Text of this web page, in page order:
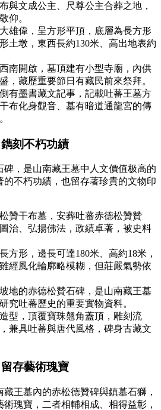
與文成公主、尺尊公主合葬之地，
仰。
雄偉，呈方形平頂，底層為長方形
土墩，東西長約130米、高出地表約
南開啟，墓頂建有小型寺廟，內供
，藏歷重要節日有藏民前來祭拜。
有墨書藏文記事，記載吐蕃王墓方
布化身觀音、墓有暗道通龍宮的傳
刻不朽功績
，是山南藏王墓中人文價值极高的
不朽功績，也留存著珍貴的文物印
贊干布墓，安葬吐蕃赤德松贊贊
治、弘揚佛法，政績卓著，被史料
方形，邊長可達180米、高約18米，
經風化輪廓略模糊，但莊嚴氣勢依
地的赤德松贊石碑，是山南藏王墓
究吐蕃歷史的重要實物資料。
型，頂覆寶珠翹角蓋頂，雕刻流
兼具吐蕃與唐代風格，碑身古藏文
存藝術瑰寶
王墓內的赤松德贊碑與鎮墓石獅，
瑰寶，二者相輔相成、相得益彰，